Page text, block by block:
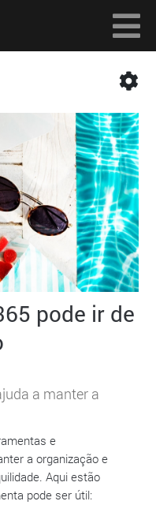
pode ir de
a manter a
e
a organização e
Aqui estão
pode ser útil: